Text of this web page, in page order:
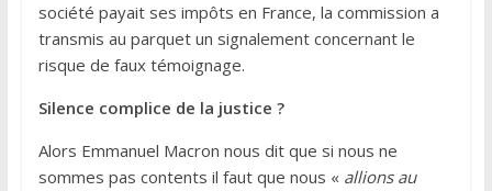
société payait ses impôts en France, la commission a
transmis au parquet un signalement concernant le
risque de faux témoignage.
Silence complice de la justice ?
Alors Emmanuel Macron nous dit que si nous ne
sommes pas contents il faut que nous « allions au